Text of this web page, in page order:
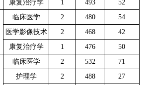
康复治疗学
1 493 52
临床医学 2 480
54
医学影像技术
2 468
42
康复治疗学
1 476 50
临床医学 2 532
71
护理学
2 488
27